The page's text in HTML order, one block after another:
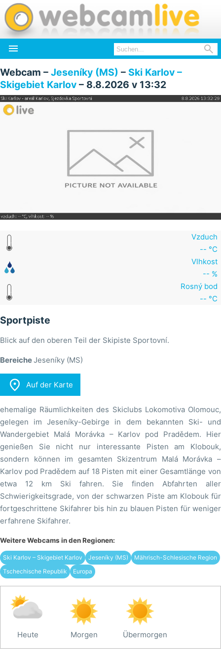
 
Webcam – Jeseníky (MS) – Ski Karlov –
Skigebiet Karlov – 8.8.2026 v 13:32
Vzduch
-- °C
Vlhkost
-- %
Rosný bod
-- °C
Sportpiste
Blick auf den oberen Teil der Skipiste Sportovní.
BereicheJeseníky (MS)
 Auf der Karte
ehemalige Räumlichkeiten des Skiclubs Lokomotiva Olomouc,
gelegen im Jeseníky-Gebirge in dem bekannten Ski- und
Wandergebiet Malá Morávka – Karlov pod Pradědem. Hier
genießen Sie nicht nur interessante Pisten am Klobouk,
sondern können im gesamten Skizentrum Malá Morávka –
Karlov pod Pradědem auf 18 Pisten mit einer Gesamtlänge von
etwa 12 km Ski fahren. Sie finden Abfahrten aller
Schwierigkeitsgrade, von der schwarzen Piste am Klobouk für
fortgeschrittene Skifahrer bis hin zu blauen Pisten für weniger
erfahrene Skifahrer.
Weitere Webcams in den Regionen:
Ski Karlov – Skigebiet Karlov Jeseníky (MS)
Mährisch-Schlesische Region
Tschechische Republik
Europa
Heute Morgen Übermorgen